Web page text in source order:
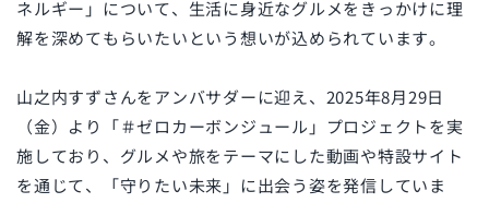
ネルギー」について、生活に身近なグルメをきっかけに理
解を深めてもらいたいという想いが込められています。
山之内すずさんをアンバサダーに迎え、2025年8月29日
（金）より「＃ゼロカーボンジュール」プロジェクトを実
施しており、グルメや旅をテーマにした動画や特設サイト
を通じて、「守りたい未来」に出会う姿を発信していま